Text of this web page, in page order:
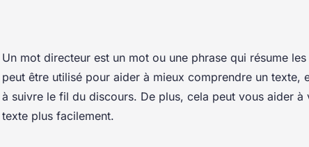
Un mot directeur est un mot ou une phrase qui résume
peut être utilisé pour aider à mieux comprendre un texte,
à suivre le fil du discours. De plus, cela peut vous aider
texte plus facilement.